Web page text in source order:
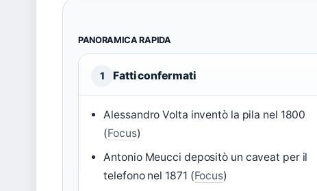
PANORAMICA RAPIDA
1 Fatti confermati
Alessandro Volta inventò la pila nel 1800
(Focus)
Antonio Meucci depositò un caveat per il
telefono nel 1871 (Focus)